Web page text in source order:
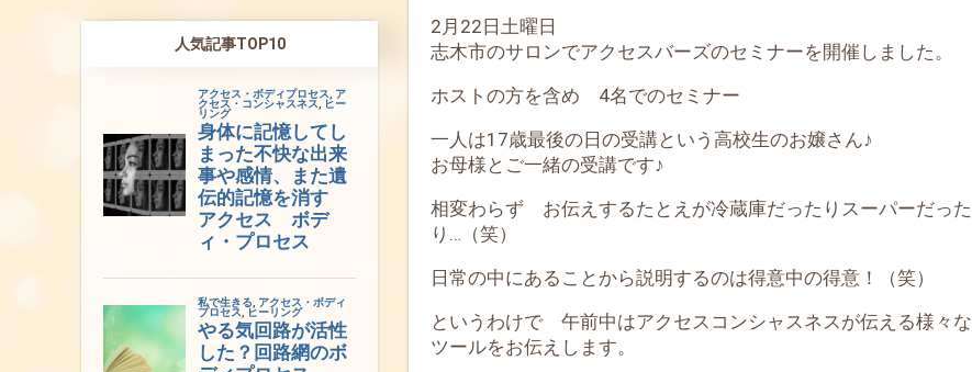
2月22日土曜日
志木市のサロンでアクセスバーズのセミナーを開催しました。
ホストの方を含め 4名でのセミナー
一人は17歳最後の日の受講という高校生のお嬢さん♪
お母様とご一緒の受講です♪
相変わらず お伝えするたとえが冷蔵庫だったりスーパーだった
り…（笑）
日常の中にあることから説明するのは得意中の得意！（笑）
というわけで 午前中はアクセスコンシャスネスが伝える様々な
ツールをお伝えします。
人気記事TOP10